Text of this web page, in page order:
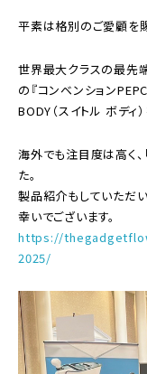
平素は格別のご愛顧を賜
世界最大クラスの最先
の『コンベンション
BODY（スイトル ボディ
海外でも注目度は高く
た。
製品紹介もしていただ
幸いでございます。
https://
2025/